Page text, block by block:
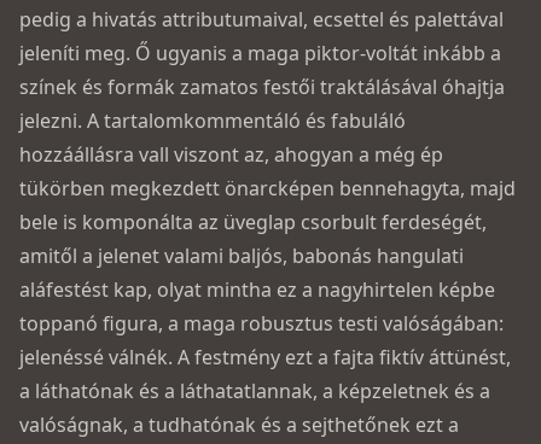
pedig a hivatás attributumaival, ecsettel és palettával
jeleníti meg. Ő ugyanis a maga piktor-voltát inkább a
színek és formák zamatos festői traktálásával óhajtja
jelezni. A tartalomkommentáló és fabuláló
hozzáállásra vall viszont az, ahogyan a még ép
tükörben megkezdett önarcképen bennehagyta, majd
bele is komponálta az üveglap csorbult ferdeségét,
amitől a jelenet valami baljós, babonás hangulati
aláfestést kap, olyat mintha ez a nagyhirtelen képbe
toppanó figura, a maga robusztus testi valóságában:
jelenéssé válnék. A festmény ezt a fajta fiktív áttünést,
a láthatónak és a láthatatlannak, a képzeletnek és a
valóságnak, a tudhatónak és a sejthetőnek ezt a